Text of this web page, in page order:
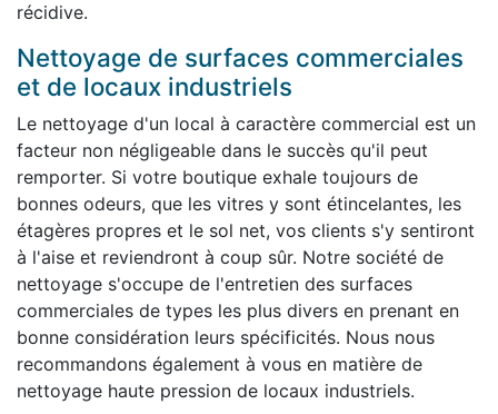
récidive.
Nettoyage de surfaces commerciales
et de locaux industriels
Le nettoyage d'un local à caractère commercial est un
facteur non négligeable dans le succès qu'il peut
remporter. Si votre boutique exhale toujours de
bonnes odeurs, que les vitres y sont étincelantes, les
étagères propres et le sol net, vos clients s'y sentiront
à l'aise et reviendront à coup sûr. Notre société de
nettoyage s'occupe de l'entretien des surfaces
commerciales de types les plus divers en prenant en
bonne considération leurs spécificités. Nous nous
recommandons également à vous en matière de
nettoyage haute pression de locaux industriels.